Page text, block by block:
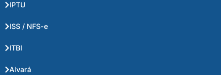
IPTU
ISS / NFS-e
ITBI
Alvará